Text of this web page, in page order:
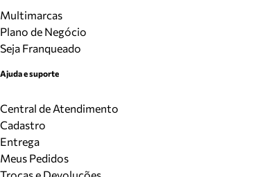
Multimarcas
Plano de Negócio
Seja Franqueado
Ajuda e suporte
Central de Atendimento
Cadastro
Entrega
Meus Pedidos